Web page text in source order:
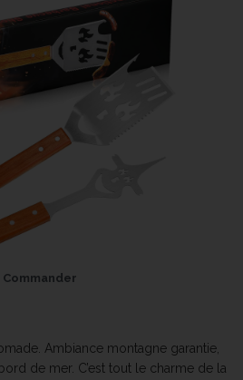
Commander
Ambiance montagne garantie,
de mer. C’est tout le charme de la